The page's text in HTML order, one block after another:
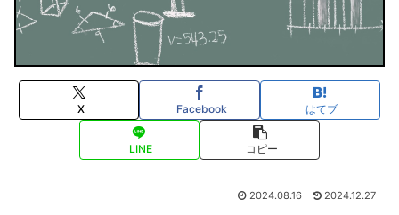
X Facebook はてブ
LINE コピー
2024.08.16 2024.12.27